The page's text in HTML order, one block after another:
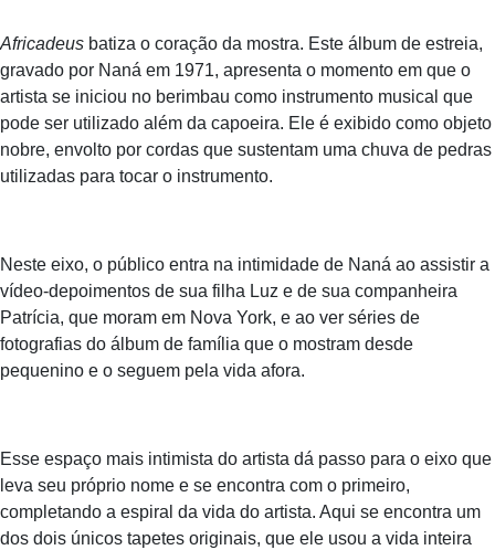
Africadeus batiza o coração da mostra. Este álbum de estreia,
gravado por Naná em 1971, apresenta o momento em que o
artista se iniciou no berimbau como instrumento musical que
pode ser utilizado além da capoeira. Ele é exibido como objeto
nobre, envolto por cordas que sustentam uma chuva de pedras
utilizadas para tocar o instrumento.
Neste eixo, o público entra na intimidade de Naná ao assistir a
vídeo-depoimentos de sua filha Luz e de sua companheira
Patrícia, que moram em Nova York, e ao ver séries de
fotografias do álbum de família que o mostram desde
pequenino e o seguem pela vida afora.
Esse espaço mais intimista do artista dá passo para o eixo que
leva seu próprio nome e se encontra com o primeiro,
completando a espiral da vida do artista. Aqui se encontra um
dos dois únicos tapetes originais, que ele usou a vida inteira